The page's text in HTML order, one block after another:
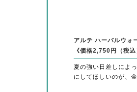
アルテ ハーバルウ
《価格2,750円（税
夏の強い日差しによ
にしてほしいのが、